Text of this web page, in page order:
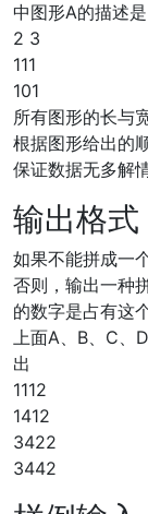
中图形A的描述是
2 3
111
101
所有图形的长与
根据图形给出的
保证数据无多解情
输出格式
如果不能拼成一
否则，输出一种
的数字是占有这
上面A、B、C、
出
1112
1412
3422
3442